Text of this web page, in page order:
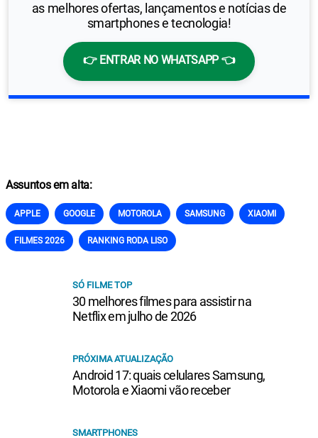
as melhores ofertas, lançamentos e notícias de
smartphones e tecnologia!
👉 ENTRAR NO WHATSAPP 👈
Assuntos em alta:
APPLE GOOGLE MOTOROLA SAMSUNG XIAOMI
FILMES 2026 RANKING RODA LISO
SÓ FILME TOP
30 melhores filmes para assistir na
Netflix em julho de 2026
PRÓXIMA ATUALIZAÇÃO
Android 17: quais celulares Samsung,
Motorola e Xiaomi vão receber
SMARTPHONES